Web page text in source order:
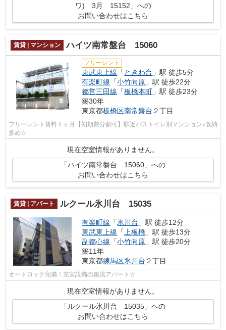
ワ) 3月 15152」への
お問い合わせはこちら
賃貸 | マンション ハイツ南常盤台 15060
フリーレント
東武東上線 「 ときわ台 」駅 徒歩5分
有楽町線 「小竹向原 」駅 徒歩22分
都営三田線 「板橋本町 」駅 徒歩23分
築30年
東京都板橋区南常盤台 ２丁目
フリーレント賃料１ヶ月【初期費分割可】駅近バストイレ別マンション♪収納
多め☆
現在空室情報がありません。
「ハイツ南常盤台 15060」への
お問い合わせはこちら
賃貸 | アパート ルクール氷川台 15035
有楽町線 「氷川台 」駅 徒歩12分
東武東上線 「 上板橋 」駅 徒歩13分
副都心線 「小竹向原 」駅 徒歩20分
築11年
東京都練馬区氷川台 ２丁目
オートロック完備！充実設備の築浅アパート☆
現在空室情報がありません。
「ルクール氷川台 15035」への
お問い合わせはこちら